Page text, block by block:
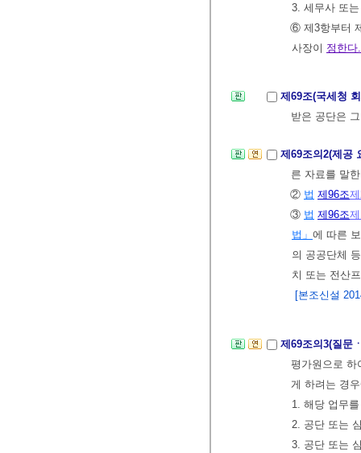
3. 세무사 또
⑥ 제3항부터
사장이 정한다.
제69조(국세청
받은 공단은
제69조의2(제공
른 자료를 말
② 법 제96조
③ 법 제96조
법」 에 따른
의 공공단체
치 또는 전산
[본조신설
제69조의3(질문
평가원으로
게 하려는 경
1. 해당 업무
2. 공단 또는
3. 공단 또는